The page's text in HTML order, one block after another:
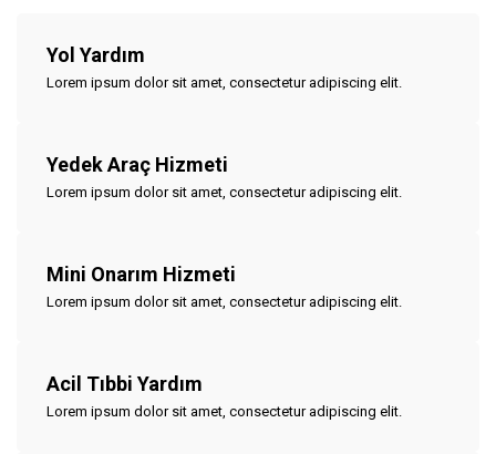
Yol Yardım
Lorem ipsum dolor sit amet, consectetur adipiscing elit.
Yedek Araç Hizmeti
Lorem ipsum dolor sit amet, consectetur adipiscing elit.
Mini Onarım Hizmeti
Lorem ipsum dolor sit amet, consectetur adipiscing elit.
Acil Tıbbi Yardım
Lorem ipsum dolor sit amet, consectetur adipiscing elit.